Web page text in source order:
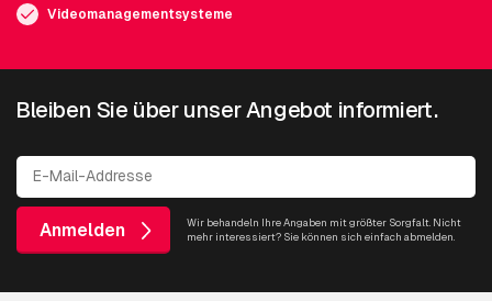
Videomanagementsysteme
Bleiben Sie über unser Angebot informiert.
Anmelden
Wir behandeln Ihre Angaben mit größter Sorgfalt. Nicht
mehr interessiert? Sie können sich einfach abmelden.